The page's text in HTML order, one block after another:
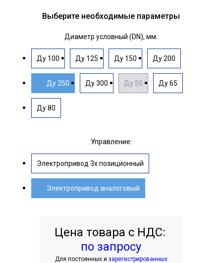
Выберите необходимые параметры
Диаметр условный (DN), мм:
Ду 100 Ду 125 Ду 150 Ду 200
Ду 250 Ду 300 Ду 50 Ду 65
Ду 80
Управление:
Электропривод 3х позиционный
Электропривод аналоговый
Цена товара с НДС:
по запросу
Для постоянных и зарегистрированных